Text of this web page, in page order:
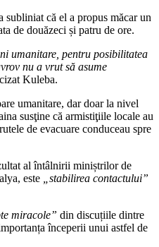
că el a propus măcar un
de douăzeci și patru de ore.
umanitare, pentru posibilitatea
nu a vrut să asume
Kuleba.
umanitare, dar doar la nivel
susţine că armistiţiile locale au
de evacuare conduceau spre
al întâlnirii miniștrilor de
este
„stabilirea contactului”
miracole” din discuțiile dintre
începerii unui astfel de